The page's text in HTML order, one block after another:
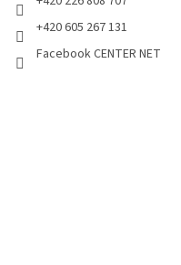
+420 605 267 131
Facebook CENTER NET